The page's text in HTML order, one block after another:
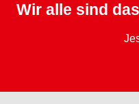
Wir alle sind